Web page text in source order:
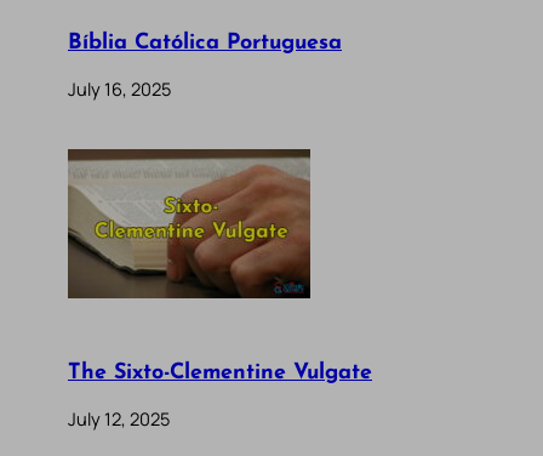
Bíblia Católica Portuguesa
July 16, 2025
The Sixto-Clementine Vulgate
July 12, 2025